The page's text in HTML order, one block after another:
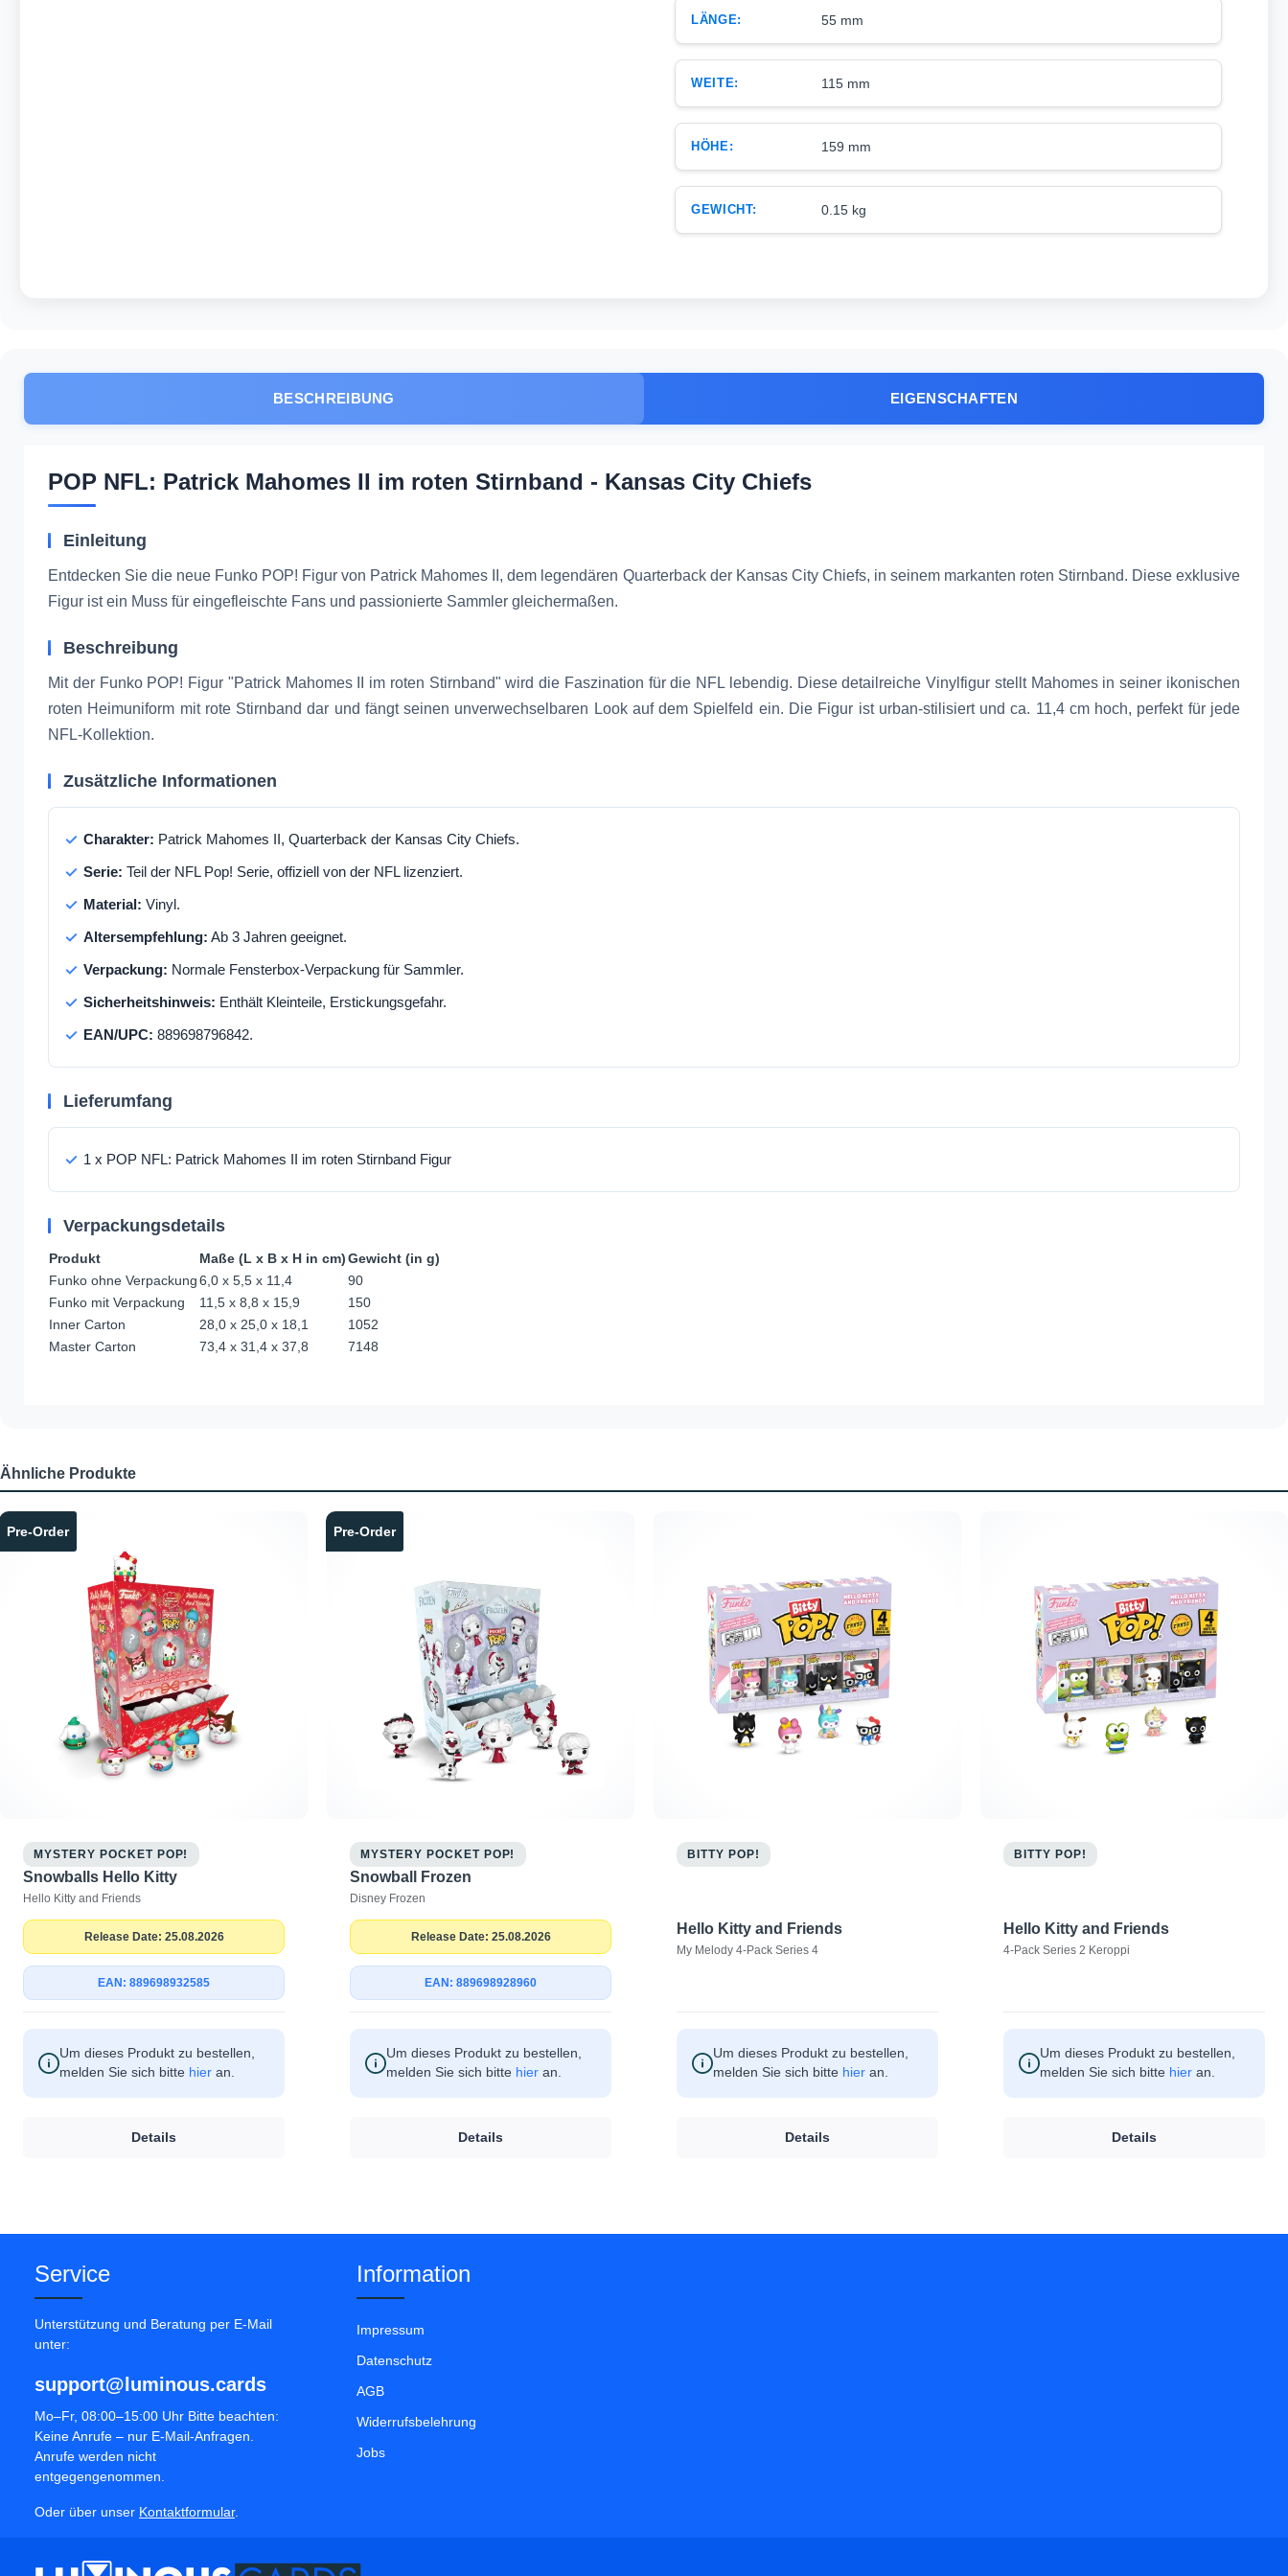
LÄNGE: 55 mm
WEITE: 115 mm
HÖHE: 159 mm
GEWICHT: 0.15 kg
BESCHREIBUNG EIGENSCHAFTEN
POP NFL: Patrick Mahomes II im roten Stirnband - Kansas City Chiefs
Einleitung
Entdecken Sie die neue Funko POP! Figur von Patrick Mahomes II, dem legendären Quarterback der Kansas City Chiefs, in seinem markanten roten Stirnband. Diese exklusive
Figur ist ein Muss für eingefleischte Fans und passionierte Sammler gleichermaßen.
Beschreibung
Mit der Funko POP! Figur "Patrick Mahomes II im roten Stirnband" wird die Faszination für die NFL lebendig. Diese detailreiche Vinylfigur stellt Mahomes in seiner ikonischen
roten Heimuniform mit rote Stirnband dar und fängt seinen unverwechselbaren Look auf dem Spielfeld ein. Die Figur ist urban-stilisiert und ca. 11,4 cm hoch, perfekt für jede
NFL-Kollektion.
Zusätzliche Informationen
Charakter: Patrick Mahomes II, Quarterback der Kansas City Chiefs.
Serie: Teil der NFL Pop! Serie, offiziell von der NFL lizenziert.
Material: Vinyl.
Altersempfehlung: Ab 3 Jahren geeignet.
Verpackung: Normale Fensterbox-Verpackung für Sammler.
Sicherheitshinweis: Enthält Kleinteile, Erstickungsgefahr.
EAN/UPC: 889698796842.
Lieferumfang
1 x POP NFL: Patrick Mahomes II im roten Stirnband Figur
Verpackungsdetails
Produkt Maße (L x B x H in cm)Gewicht (in g)
Funko ohne Verpackung6,0 x 5,5 x 11,4
90
Funko mit Verpackung
11,5 x 8,8 x 15,9
150
Inner Carton
28,0 x 25,0 x 18,1
1052
Master Carton
73,4 x 31,4 x 37,8 7148
Ähnliche Produkte
Produktgalerie überspringen
Pre-Order
MYSTERY POCKET POP!
Snowballs Hello Kitty
Hello Kitty and Friends
Release Date: 25.08.2026
EAN: 889698932585
Um dieses Produkt zu bestellen,
melden Sie sich bitte hier an.
Details
Pre-Order
MYSTERY POCKET POP!
Snowball Frozen
Disney Frozen
Release Date: 25.08.2026
EAN: 889698928960
Um dieses Produkt zu bestellen,
melden Sie sich bitte hier an.
Details
BITTY POP!
Hello Kitty and Friends
My Melody 4-Pack Series 4
Um dieses Produkt zu bestellen,
melden Sie sich bitte hier an.
Details
BITTY POP!
Hello Kitty and Friends
4-Pack Series 2 Keroppi
Um dieses Produkt zu bestellen,
melden Sie sich bitte hier an.
Details
Service
Unterstützung und Beratung per E-Mail
unter:
support@luminous.cards
Mo–Fr, 08:00–15:00 Uhr Bitte beachten:
Keine Anrufe – nur E-Mail-Anfragen.
Anrufe werden nicht
entgegengenommen.
Oder über unser Kontaktformular.
Information
Impressum
Datenschutz
AGB
Widerrufsbelehrung
Jobs